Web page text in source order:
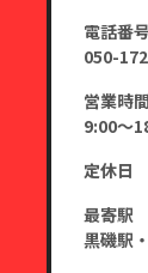
電話番号
050-
営業時間
9:00～
定休日
最寄駅
黒磯駅